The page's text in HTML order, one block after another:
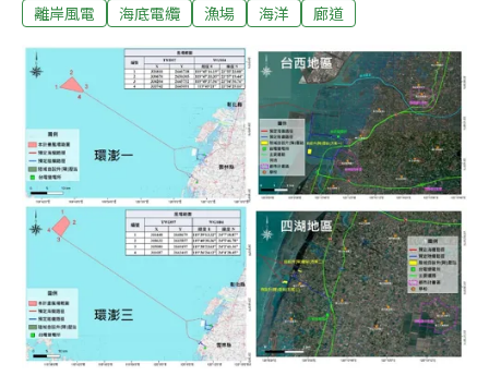
擊澎湖北淺漁場 議員與鄉長堅決表反對環境部昨日辦理
畫」環評第二次聯席初審會議。兩案由本土業者台亞風能
規劃，位於彰化及澎湖外海，合計面積為45.6平方公里，
總裝置容量700MW，共將設置最多45座風機。由於場址
與澎湖傳統漁場「北淺漁場」重疊，澎湖縣議員陳佩真、
西嶼鄉鄉長李添進等人在臉書發布聯合聲明，指出許多當
地漁民靠這塊漁場養家活口，呼籲業者勿斷其經濟命脈。
離岸風電 海底電纜 漁場 海洋 廊道